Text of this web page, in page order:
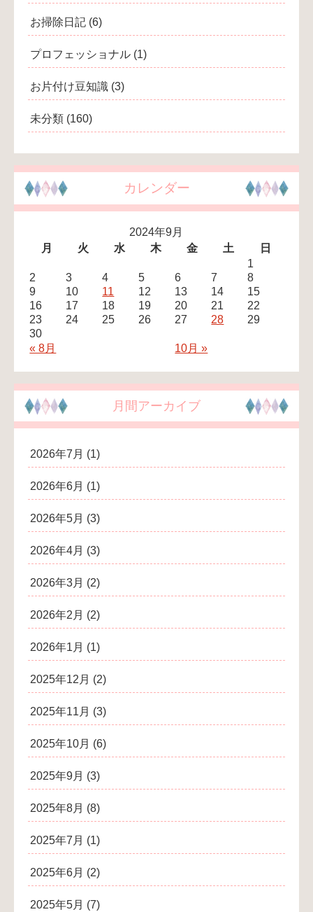
お掃除日記 (6)
プロフェッショナル (1)
お片付け豆知識 (3)
未分類 (160)
カレンダー
2024年9月
月
火 水 木 金 土 日
« 8月 10月 »
1
2
3 4 5 6 7
8
9
10 11 12 13 14
15
16
17 18 19 20 21
22
23
24 25 26 27 28
29
30
月間アーカイブ
2026年7月 (1)
2026年6月 (1)
2026年5月 (3)
2026年4月 (3)
2026年3月 (2)
2026年2月 (2)
2026年1月 (1)
2025年12月 (2)
2025年11月 (3)
2025年10月 (6)
2025年9月 (3)
2025年8月 (8)
2025年7月 (1)
2025年6月 (2)
2025年5月 (7)